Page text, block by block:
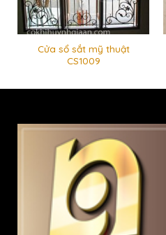
Cửa sổ sắt mỹ thuật
CS1009